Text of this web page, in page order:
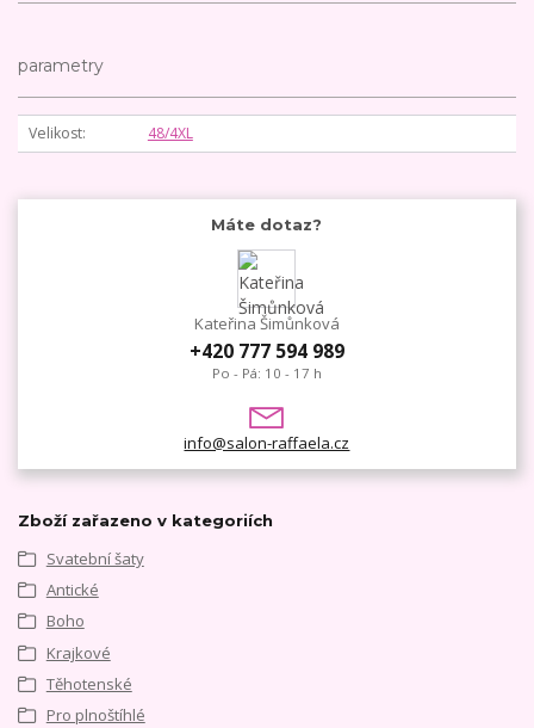
parametry
Velikost 48/4XL
Máte dotaz?
Kateřina Šimůnková
+420 777 594 989
Po - Pá: 10 - 17 h
info@salon-raffaela.cz
Zboží zařazeno v kategoriích
Svatební šaty
Antické
Boho
Krajkové
Těhotenské
Pro plnoštíhlé